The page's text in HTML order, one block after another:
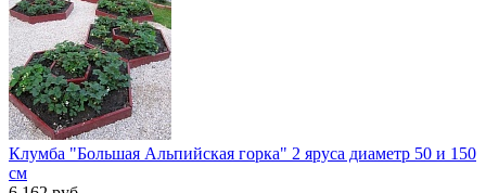
Клумба "Большая Альпийская горка" 2 яруса диаметр 50 и 150
см